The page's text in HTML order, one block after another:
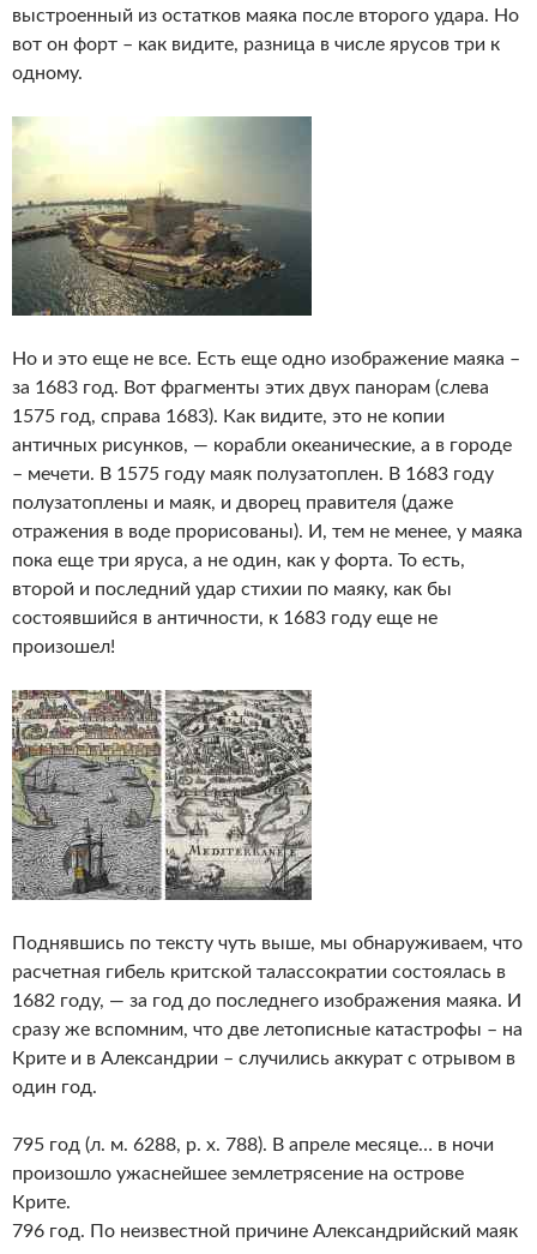
выстроенный из остатков маяка после второго удара. Но
вот он форт – как видите, разница в числе ярусов три к
одному.
Но и это еще не все. Есть еще одно изображение маяка –
за 1683 год. Вот фрагменты этих двух панорам (слева
1575 год, справа 1683). Как видите, это не копии
античных рисунков, — корабли океанические, а в городе
– мечети. В 1575 году маяк полузатоплен. В 1683 году
полузатоплены и маяк, и дворец правителя (даже
отражения в воде прорисованы). И, тем не менее, у маяка
пока еще три яруса, а не один, как у форта. То есть,
второй и последний удар стихии по маяку, как бы
состоявшийся в античности, к 1683 году еще не
произошел!
Поднявшись по тексту чуть выше, мы обнаруживаем, что
расчетная гибель критской талассократии состоялась в
1682 году, — за год до последнего изображения маяка. И
сразу же вспомним, что две летописные катастрофы – на
Крите и в Александрии – случились аккурат с отрывом в
один год.
795 год (л. м. 6288, р. х. 788). В апреле месяце… в ночи
произошло ужаснейшее землетрясение на острове
Крите.
796 год. По неизвестной причине Александрийский маяк